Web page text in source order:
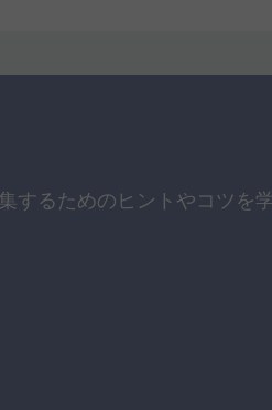
するための ヒントや コツを